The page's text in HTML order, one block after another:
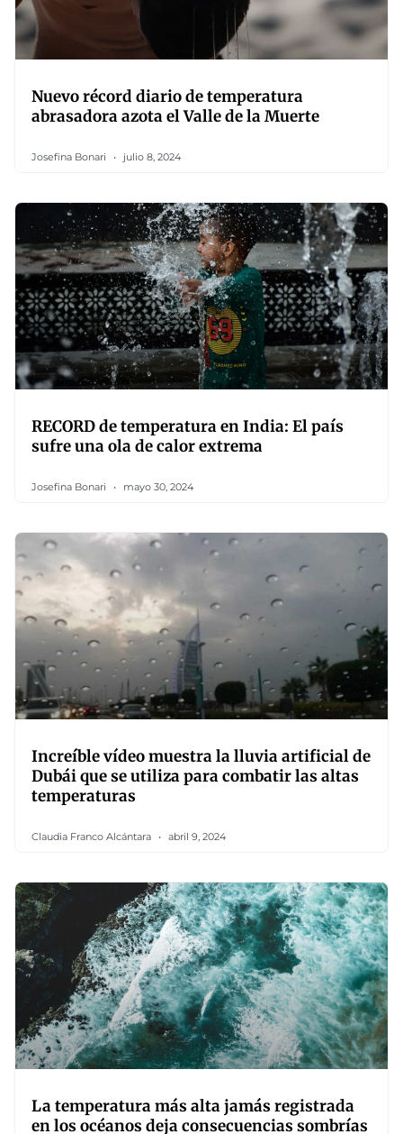
Nuevo récord diario de temperatura
abrasadora azota el Valle de la Muerte
Josefina Bonari julio 8, 2024
RECORD de temperatura en India: El país
sufre una ola de calor extrema
Josefina Bonari mayo 30, 2024
Increíble vídeo muestra la lluvia artificial de
Dubái que se utiliza para combatir las altas
temperaturas
Claudia Franco Alcántara abril 9, 2024
La temperatura más alta jamás registrada
en los océanos deja consecuencias sombrías